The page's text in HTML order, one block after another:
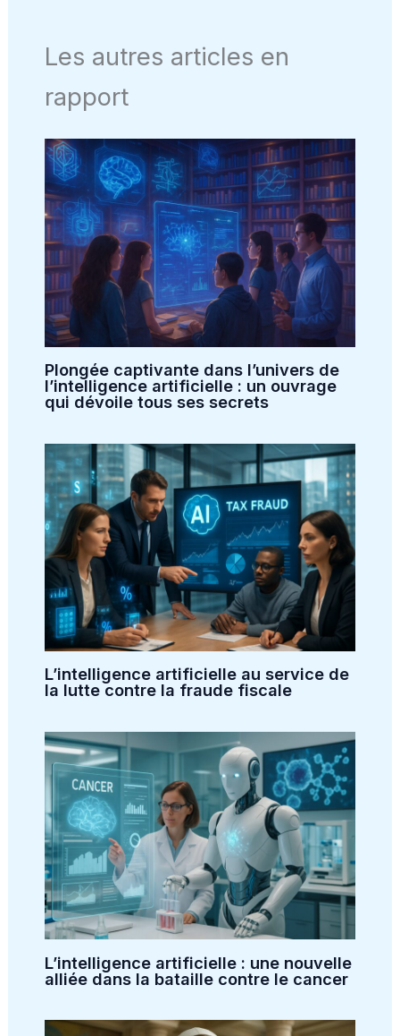
Les autres articles en
rapport
Plongée captivante dans l’univers de
l’intelligence artificielle : un ouvrage
qui dévoile tous ses secrets
L’intelligence artificielle au service de
la lutte contre la fraude fiscale
L’intelligence artificielle : une nouvelle
alliée dans la bataille contre le cancer